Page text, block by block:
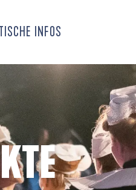
INFOS